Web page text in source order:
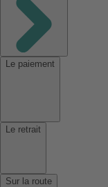
Le paiement
Le retrait
Sur la route